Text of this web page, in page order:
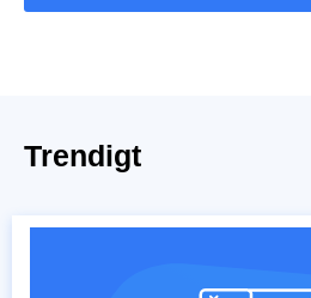
Trendigt